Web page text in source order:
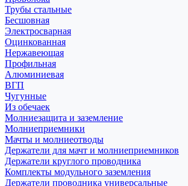
Трубы стальные
Бесшовная
Электросварная
Оцинкованная
Нержавеющая
Профильная
Алюминиевая
ВГП
Чугунные
Из обечаек
Молниезащита и заземление
Молниеприемники
Мачты и молниеотводы
Держатели для мачт и молниеприемников
Держатели круглого проводника
Комплекты модульного заземления
Держатели проводника универсальные